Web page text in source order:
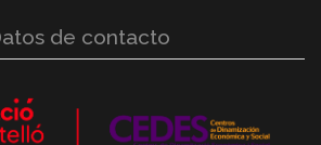
de contacto